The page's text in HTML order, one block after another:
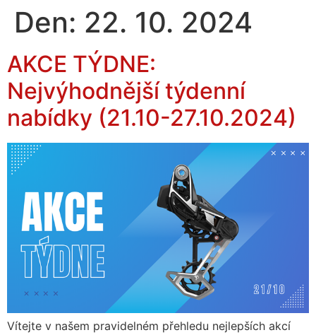
Den: 22. 10. 2024
AKCE TÝDNE:
Nejvýhodnější týdenní
nabídky (21.10-27.10.2024)
Vítejte v našem pravidelném přehledu nejlepších akcí